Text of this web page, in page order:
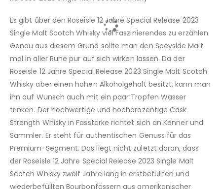
Es gibt über den Roseisle 12 Jahre Special Release 2023
Single Malt Scotch Whisky viel Faszinierendes zu erzählen.
Genau aus diesem Grund sollte man den Speyside Malt
mal in aller Ruhe pur auf sich wirken lassen. Da der
Roseisle 12 Jahre Special Release 2023 Single Malt Scotch
Whisky aber einen hohen Alkoholgehalt besitzt, kann man
ihn auf Wunsch auch mit ein paar Tropfen Wasser
trinken. Der hochwertige und hochprozentige Cask
Strength Whisky in Fasstärke richtet sich an Kenner und
Sammler. Er steht für authentischen Genuss für das
Premium-Segment. Das liegt nicht zuletzt daran, dass
der Roseisle 12 Jahre Special Release 2023 Single Malt
Scotch Whisky zwölf Jahre lang in erstbefüllten und
wiederbefüllten Bourbonfässern aus amerikanischer